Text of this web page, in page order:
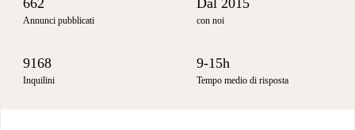
Annunci pubblicati con noi
9168
Inquilini
9-15h
Tempo medio di risposta